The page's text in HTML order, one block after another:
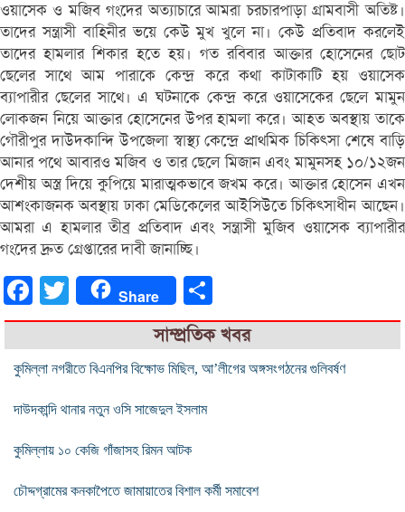
ওয়াসেক ও মজিব গংদের অত্যাচারে আমরা চরচারপাড়া গ্রামবাসী অতিষ্ট।
তাদের সন্ত্রাসী বাহিনীর ভয়ে কেউ মুখ খুলে না। কেউ প্রতিবাদ করলেই
তাদের হামলার শিকার হতে হয়। গত রবিবার আক্তার হোসেনের ছোট
ছেলের সাথে আম পারাকে কেন্দ্র করে কথা কাটাকাটি হয় ওয়াসেক
ব্যাপারীর ছেলের সাথে। এ ঘটনাকে কেন্দ্র করে ওয়াসেকের ছেলে মামুন
লোকজন নিয়ে আক্তার হোসেনের উপর হামলা করে। আহত অবস্থায় তাকে
গৌরীপুর দাউদকান্দি উপজেলা স্বাস্থ্য কেন্দ্রে প্রাথমিক চিকিৎসা শেষে বাড়ি
আনার পথে আবারও মজিব ও তার ছেলে মিজান এবং মামুনসহ ১০/১২জন
দেশীয় অস্ত্র দিয়ে কুপিয়ে মারাত্মকভাবে জখম করে। আক্তার হোসেন এখন
আশংকাজনক অবস্থায় ঢাকা মেডিকেলের আইসিউতে চিকিৎসাধীন আছেন।
আমরা এ হামলার তীব্র প্রতিবাদ এবং সন্ত্রাসী মুজিব ওয়াসেক ব্যাপারীর
গংদের দ্রুত গ্রেপ্তারের দাবী জানাচ্ছি।
FacebookTwitter Share
সাম্প্রতিক খবর
কুমিল্লা নগরীতে বিএনপির বিক্ষোভ মিছিল, আ’লীগের অঙ্গসংগঠনের গুলিবর্ষণ
দাউদকান্দি থানার নতুন ওসি সাজেদুল ইসলাম
কুমিল্লায় ১০ কেজি গাঁজাসহ রিমন আটক
চৌদ্দগ্রামের কনকাপৈতে জামায়াতের বিশাল কর্মী সমাবেশ